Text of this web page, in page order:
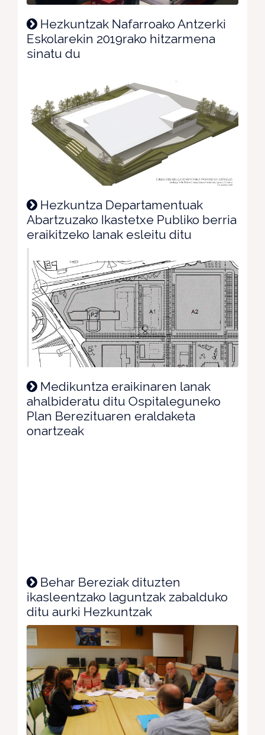
Hezkuntzak Nafarroako Antzerki
Eskolarekin 2019rako hitzarmena
sinatu du
Hezkuntza Departamentuak
Abartzuzako Ikastetxe Publiko berria
eraikitzeko lanak esleitu ditu
Medikuntza eraikinaren lanak
ahalbideratu ditu Ospitaleguneko
Plan Berezituaren eraldaketa
onartzeak
Behar Bereziak dituzten
ikasleentzako laguntzak zabalduko
ditu aurki Hezkuntzak